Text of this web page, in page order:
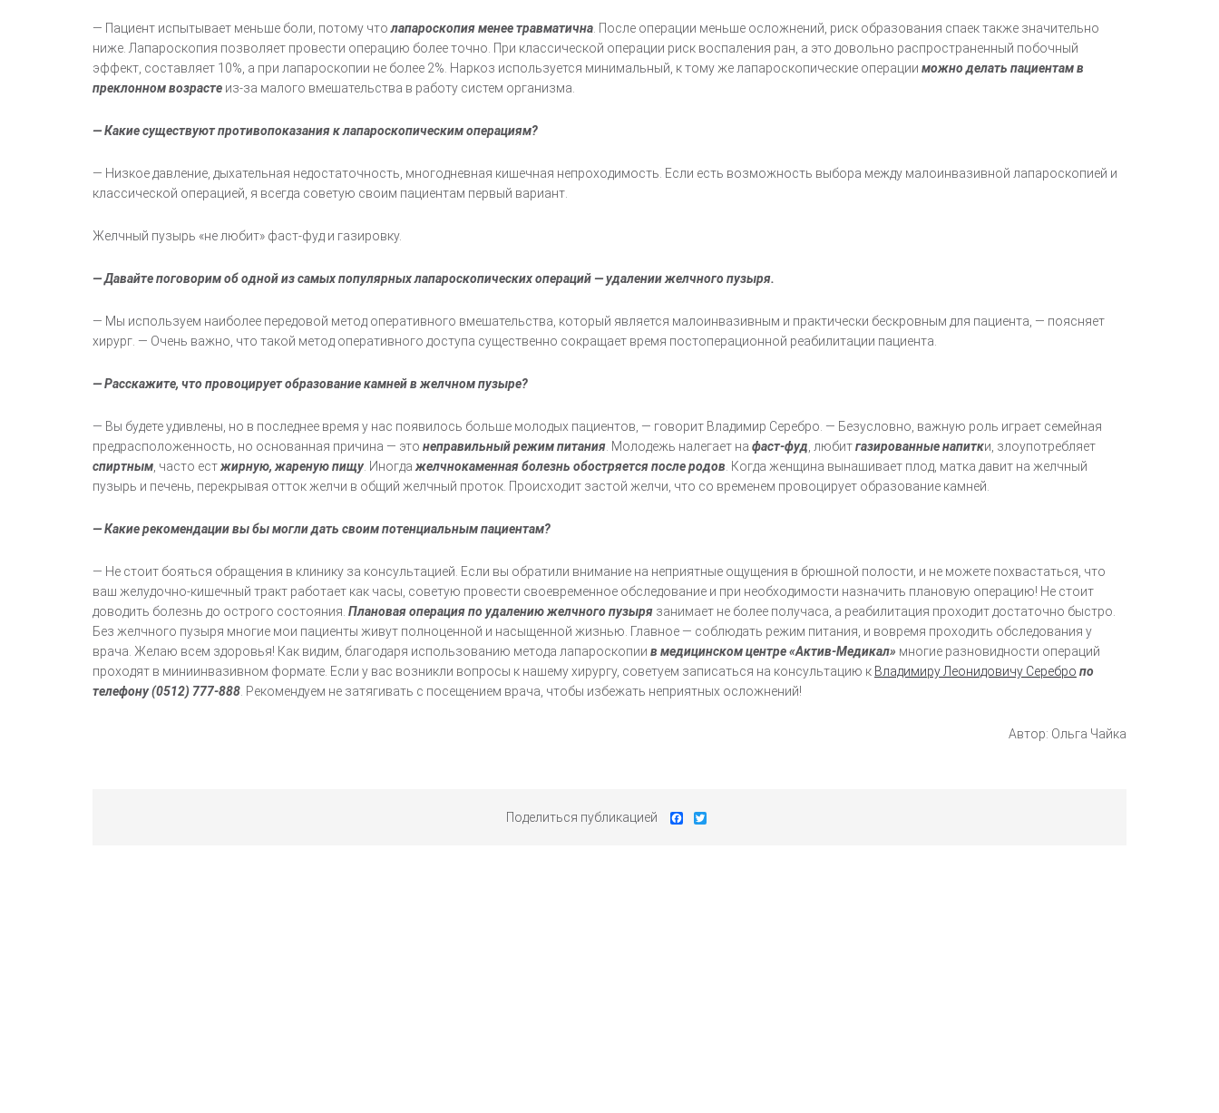
— Пациент испытывает меньше боли, потому чтолапароскопия менее травматична. После операции меньше осложнений, риск образования спаек также значительно
ниже. Лапароскопия позволяет провести операцию более точно. При классической операции риск воспаления ран, а это довольно распространенный побочный
эффект, составляет 10%, а при лапароскопии не более 2%. Наркоз используется минимальный, к тому же лапароскопические операции можно делать пациентам в
преклонном возрасте из-за малого вмешательства в работу систем организма.
— Какие существуют противопоказания к лапароскопическим операциям?
— Низкое давление, дыхательная недостаточность, многодневная кишечная непроходимость. Если есть возможность выбора между малоинвазивной лапароскопией и
классической операцией, я всегда советую своим пациентам первый вариант.
Желчный пузырь «не любит» фаст-фуд и газировку.
— Давайте поговорим об одной из самых популярных лапароскопических операций — удалении желчного пузыря.
— Мы используем наиболее передовой метод оперативного вмешательства, который является малоинвазивным и практически бескровным для пациента, — поясняет
хирург. — Очень важно, что такой метод оперативного доступа существенно сокращает время постоперационной реабилитации пациента.
— Расскажите, что провоцирует образование камней в желчном пузыре?
— Вы будете удивлены, но в последнее время у нас появилось больше молодых пациентов, — говорит Владимир Серебро. — Безусловно, важную роль играет семейная
предрасположенность, но основанная причина — это неправильный режим питания. Молодежь налегает на фаст-фуд, любитгазированные напитки, злоупотребляет
спиртным, часто естжирную, жареную пищу. Иногдажелчнокаменная болезнь обостряется после родов. Когда женщина вынашивает плод, матка давит на желчный
пузырь и печень, перекрывая отток желчи в общий желчный проток. Происходит застой желчи, что со временем провоцирует образование камней.
— Какие рекомендации вы бы могли дать своим потенциальным пациентам?
— Не стоит бояться обращения в клинику за консультацией. Если вы обратили внимание на неприятные ощущения в брюшной полости, и не можете похвастаться, что
ваш желудочно-кишечный тракт работает как часы, советую провести своевременное обследование и при необходимости назначить плановую операцию! Не стоит
доводить болезнь до острого состояния. Плановая операция по удалению желчного пузыря занимает не более получаса, а реабилитация проходит достаточно быстро.
Без желчного пузыря многие мои пациенты живут полноценной и насыщенной жизнью. Главное — соблюдать режим питания, и вовремя проходить обследования у
врача. Желаю всем здоровья! Как видим, благодаря использованию метода лапароскопии в медицинском центре «Актив-Медикал» многие разновидности операций
проходят в миниинвазивном формате. Если у вас возникли вопросы к нашему хирургу, советуем записаться на консультацию к Владимиру Леонидовичу Серебро по
телефону (0512) 777-888. Рекомендуем не затягивать с посещением врача, чтобы избежать неприятных осложнений!
Автор: Ольга Чайка
Поделиться публикацией Facebook
Twitter